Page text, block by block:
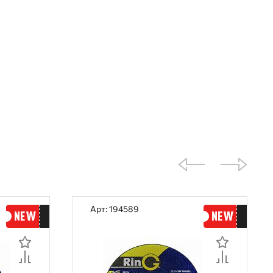
Арт: 194589